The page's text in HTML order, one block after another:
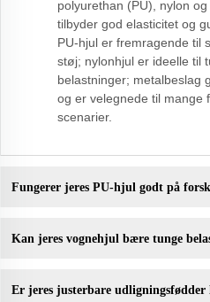
polyurethan (PU), nylon
tilbyder god elasticitet og
PU-hjul er fremragende til
støj; nylonhjul er ideelle til
belastninger; metalbeslag
og er velegnede til mange
scenarier.
Fungerer jeres PU-hjul godt på
Kan jeres vognehjul bære tunge
Er jeres justerbare udligningsfødder